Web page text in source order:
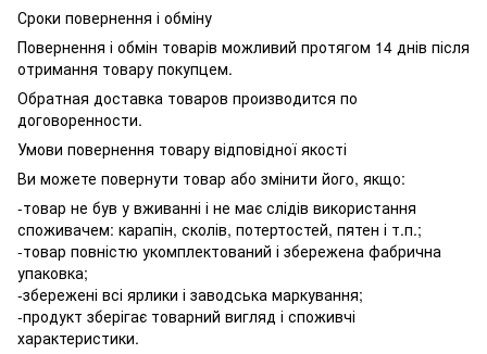
Сроки повернення і обміну
Повернення і обмін товарів можливий протягом 14 днів після
отримання товару покупцем.
Обратная доставка товаров производится по
договоренности.
Умови повернення товару відповідної якості
Ви можете повернути товар або змінити його, якщо:
-товар не був у вживанні і не має слідів використання
споживачем: карапін, сколів, потертостей, пятен і т.п.;
-товар повністю укомплектований і збережена фабрична
упаковка;
-збережені всі ярлики і заводська маркування;
-продукт зберігає товарний вигляд і споживчі
характеристики.